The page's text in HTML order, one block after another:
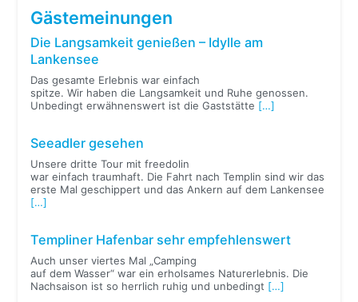
Gästemeinungen
Die Langsamkeit genießen – Idylle am
Lankensee
Das gesamte Erlebnis war einfach
spitze. Wir haben die Langsamkeit und Ruhe genossen.
Unbedingt erwähnenswert ist die Gaststätte […]
Seeadler gesehen
Unsere dritte Tour mit freedolin
war einfach traumhaft. Die Fahrt nach Templin sind wir das
erste Mal geschippert und das Ankern auf dem Lankensee
[…]
Templiner Hafenbar sehr empfehlenswert
Auch unser viertes Mal „Camping
auf dem Wasser“ war ein erholsames Naturerlebnis. Die
Nachsaison ist so herrlich ruhig und unbedingt […]